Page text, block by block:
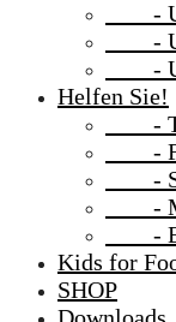
-
-
-
Helfen Sie!
-
-
-
-
-
Kids for
SHOP